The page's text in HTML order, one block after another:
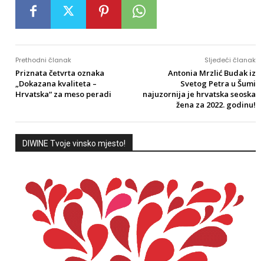
Prethodni članak
Priznata četvrta oznaka
„Dokazana kvaliteta –
Hrvatska“ za meso peradi
Sljedeći članak
Antonia Mrzlić Budak iz
Svetog Petra u Šumi
najuzornija je hrvatska seoska
žena za 2022. godinu!
DIWINE Tvoje vinsko mjesto!